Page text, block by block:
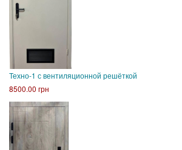
Техно-1 с вентиляционной решёткой
8500.00 грн